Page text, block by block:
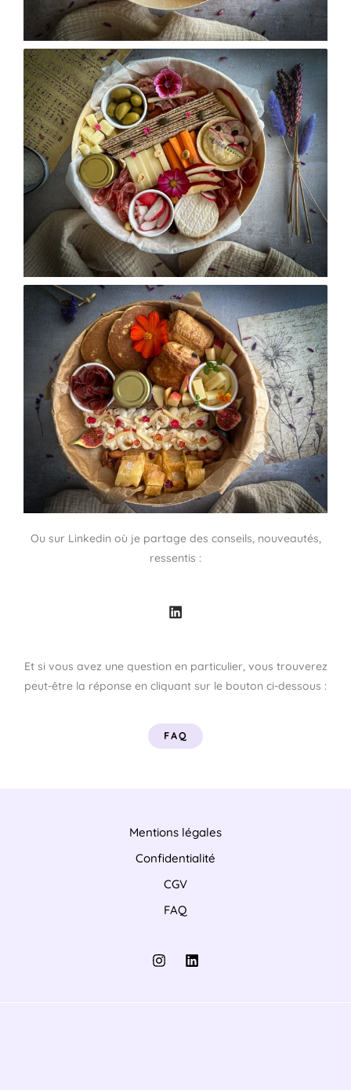
Ou sur Linkedin où je partage des conseils, nouveautés,
ressentis :
i
n
d
n
Et si vous avez une question en particulier, vous trouverez
peut-être la réponse en cliquant sur le bouton ci-dessous :​
FAQ
Mentions légales
Confidentialité
CGV
FAQ